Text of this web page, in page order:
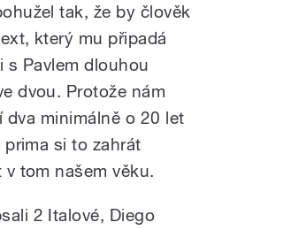
tak, že by člověk
který mu připadá
s Pavlem dlouhou
dvou. Protože nám
dva minimálně o 20 let
si to zahrát
tom našem věku.
2 Italové, Diego